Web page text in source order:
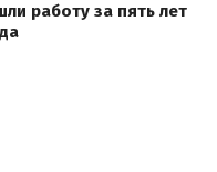
работу за пять лет